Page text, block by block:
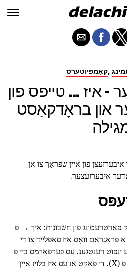
קאָמפּיוטערס,
איז ... טייפּס פון
און בראָדקאַסט
איבערזעצן פון איין שפּראַך צו אן
איבערזעצער.
פאַרטרעטונג פון חשבונות: איך → פּ
פּראָגראַם וואָס איז סאַפּלייד צו די
ינפּוט רענטגענ. עס פּערפאָרמס ביי פּ
רענטגענ: איך (פּ, רענטגענ) = פּ (X). די פאַקט אַז עס איז בלויז איין